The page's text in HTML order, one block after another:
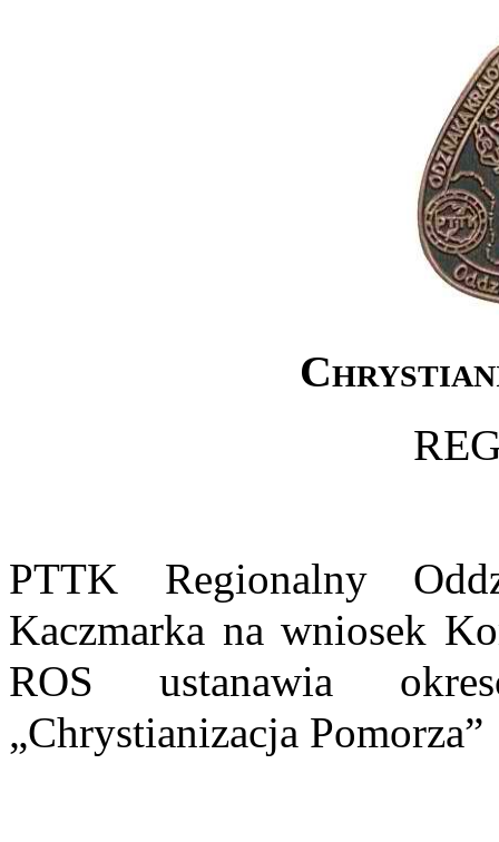
PTTK Regionalny
Kaczmarka na wniosek
ROS ustanawia
„Chrystianizacja Pomorza”